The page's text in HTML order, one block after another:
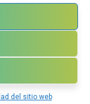
del sitio web
de Recuperación,
la que se
de las inversiones
el reequilibrio y